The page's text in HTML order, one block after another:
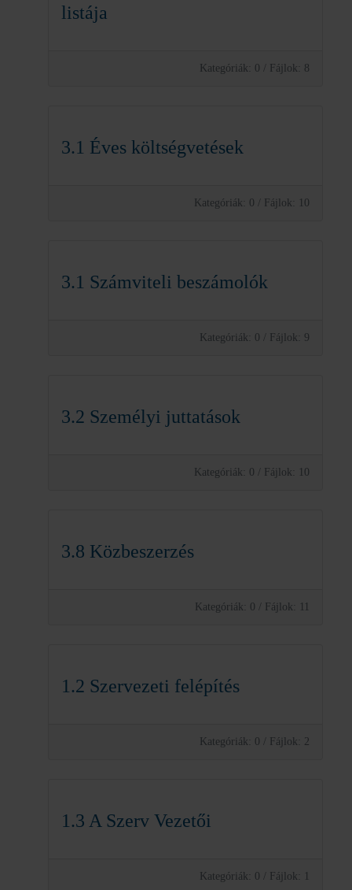
listája
Kategóriák: 0 / Fájlok: 8
3.1 Éves költségvetések
Kategóriák: 0 / Fájlok: 10
3.1 Számviteli beszámolók
Kategóriák: 0 / Fájlok: 9
3.2 Személyi juttatások
Kategóriák: 0 / Fájlok: 10
3.8 Közbeszerzés
Kategóriák: 0 / Fájlok: 11
1.2 Szervezeti felépítés
Kategóriák: 0 / Fájlok: 2
1.3 A Szerv Vezetői
Kategóriák: 0 / Fájlok: 1